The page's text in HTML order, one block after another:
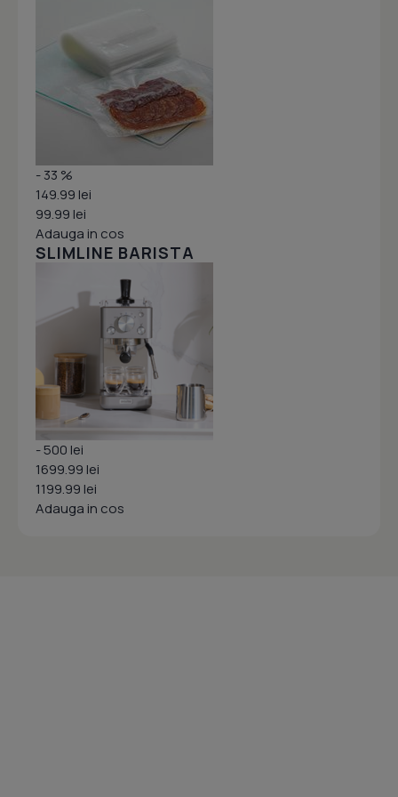
- 33 %
149.99 lei
99.99 lei
Adauga in cos
SLIMLINE BARISTA
- 500 lei
1699.99 lei
1199.99 lei
Adauga in cos